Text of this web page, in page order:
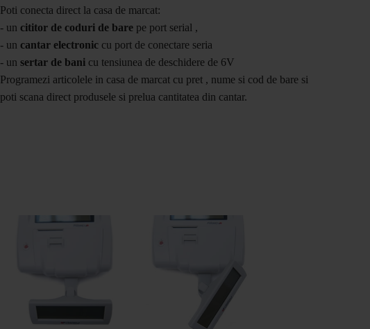
Poti conecta direct la casa de marcat:
- un cititor de coduri de bare pe port serial ,
- un cantar electronic cu port de conectare seria
- un sertar de bani cu tensiunea de deschidere de 6V
Programezi articolele in casa de marcat cu pret , nume si cod de bare si
poti scana direct produsele si prelua cantitatea din cantar.